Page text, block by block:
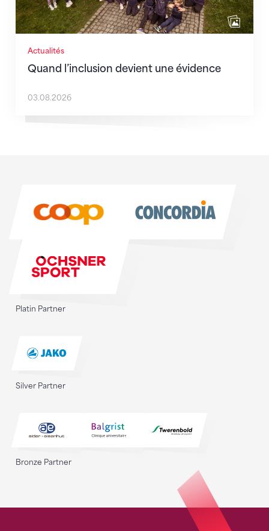
Actualités
Quand l’inclusion devient une évidence
03.08.2026
Platin Partner
Silver Partner
Bronze Partner